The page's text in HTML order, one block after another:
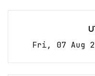
Fri, 07 Aug